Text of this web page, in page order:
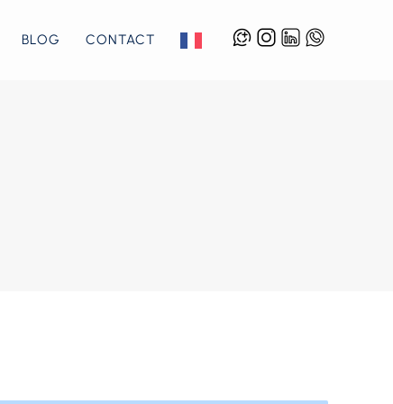
BLOG CONTACT